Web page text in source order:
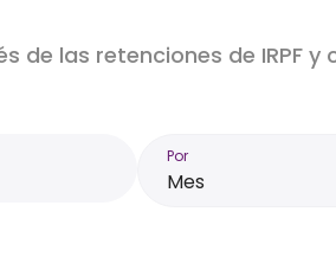
de las retenciones de IRPF y
Por
Mes